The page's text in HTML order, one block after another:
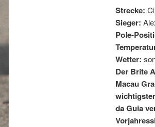
Strecke:
Sieger:
Pole-
Wetter:
Der Brite
Macau
da Guia